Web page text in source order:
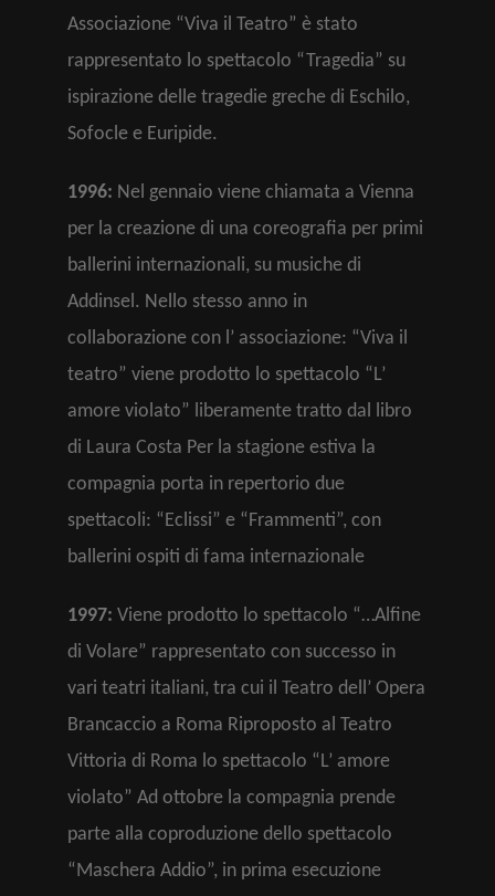
Associazione “Viva il Teatro” è stato
rappresentato lo spettacolo “Tragedia” su
ispirazione delle tragedie greche di Eschilo,
Sofocle e Euripide.
1996: Nel gennaio viene chiamata a Vienna
per la creazione di una coreografia per primi
ballerini internazionali, su musiche di
Addinsel. Nello stesso anno in
collaborazione con l’ associazione: “Viva il
teatro” viene prodotto lo spettacolo “L’
amore violato” liberamente tratto dal libro
di Laura Costa Per la stagione estiva la
compagnia porta in repertorio due
spettacoli: “Eclissi” e “Frammenti”, con
ballerini ospiti di fama internazionale
1997: Viene prodotto lo spettacolo “…Alfine
di Volare” rappresentato con successo in
vari teatri italiani, tra cui il Teatro dell’ Opera
Brancaccio a Roma Riproposto al Teatro
Vittoria di Roma lo spettacolo “L’ amore
violato” Ad ottobre la compagnia prende
parte alla coproduzione dello spettacolo
“Maschera Addio”, in prima esecuzione